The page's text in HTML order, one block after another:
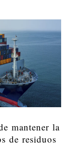
mantener la
de residuos